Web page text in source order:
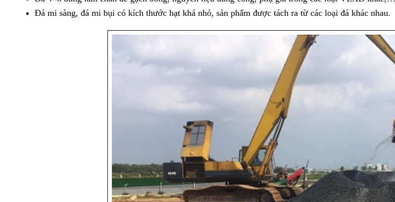
Đá mi sàng, đá mi bụi có kích thước hạt khá nhỏ, sản phẩm được tách ra từ các loại đá khác nhau.